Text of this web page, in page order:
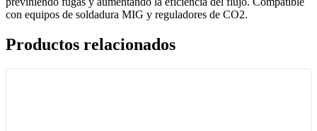
con equipos de soldadura MIG y reguladores de CO2.
Productos relacionados